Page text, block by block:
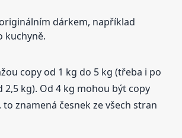
dárkem, například
kuchyně.
copy od 1 kg do 5 kg (třeba i po
2,5 kg). Od 4 kg mohou být copy
znamená česnek ze všech stran